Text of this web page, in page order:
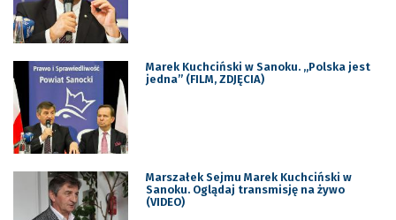
Marek Kuchciński w Sanoku. „Polska jest
jedna” (FILM, ZDJĘCIA)
Marszałek Sejmu Marek Kuchciński w
Sanoku. Oglądaj transmisję na żywo
(VIDEO)